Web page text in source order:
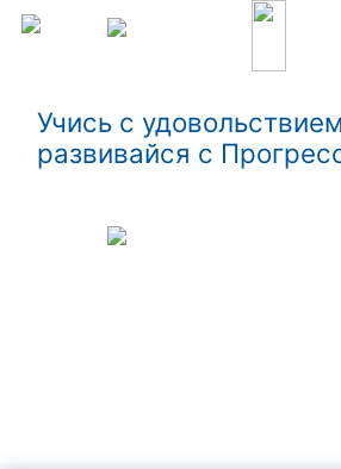
Учись с
развивайся с